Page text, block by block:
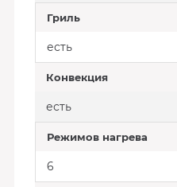
Гриль
есть
Конвекция
есть
Режимов нагрева
6